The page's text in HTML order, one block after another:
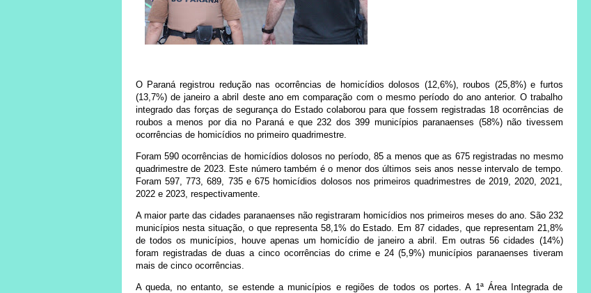
O Paraná registrou redução nas ocorrências de homicídios dolosos (12,6%), roubos (25,8%) e furtos
(13,7%) de janeiro a abril deste ano em comparação com o mesmo período do ano anterior. O trabalho
integrado das forças de segurança do Estado colaborou para que fossem registradas 18 ocorrências de
roubos a menos por dia no Paraná e que 232 dos 399 municípios paranaenses (58%) não tivessem
ocorrências de homicídios no primeiro quadrimestre.
Foram 590 ocorrências de homicídios dolosos no período, 85 a menos que as 675 registradas no mesmo
quadrimestre de 2023. Este número também é o menor dos últimos seis anos nesse intervalo de tempo.
Foram 597, 773, 689, 735 e 675 homicídios dolosos nos primeiros quadrimestres de 2019, 2020, 2021,
2022 e 2023, respectivamente.
A maior parte das cidades paranaenses não registraram homicídios nos primeiros meses do ano. São 232
municípios nesta situação, o que representa 58,1% do Estado. Em 87 cidades, que representam 21,8%
de todos os municípios, houve apenas um homicídio de janeiro a abril. Em outras 56 cidades (14%)
foram registradas de duas a cinco ocorrências do crime e 24 (5,9%) municípios paranaenses tiveram
mais de cinco ocorrências.
A queda, no entanto, se estende a municípios e regiões de todos os portes. A 1ª Área Integrada de